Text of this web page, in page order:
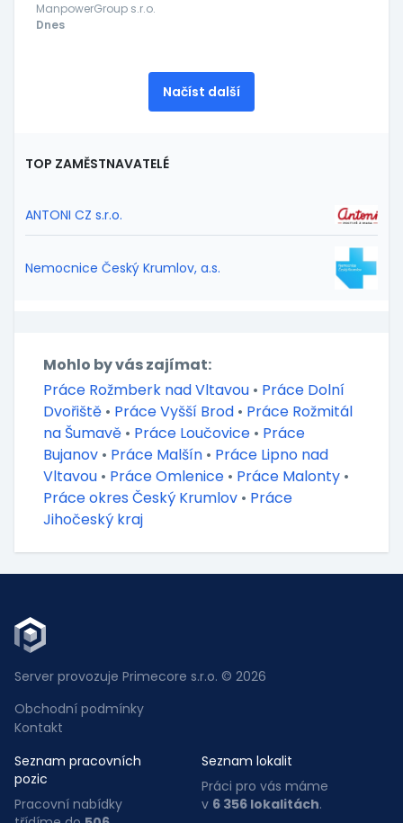
ManpowerGroup s.r.o.
Dnes
Načíst další
TOP ZAMĚSTNAVATELÉ
ANTONI CZ s.r.o.
Nemocnice Český Krumlov, a.s.
Mohlo by vás zajímat:
Práce Rožmberk nad Vltavou • Práce Dolní
Dvořiště • Práce Vyšší Brod • Práce Rožmitál
na Šumavě • Práce Loučovice • Práce
Bujanov • Práce Malšín • Práce Lipno nad
Vltavou • Práce Omlenice • Práce Malonty •
Práce okres Český Krumlov • Práce
Jihočeský kraj
Server provozuje Primecore s.r.o. © 2026
Obchodní podmínky
Kontakt
Seznam pracovních
pozic
Pracovní nabídky
Seznam lokalit
Práci pro vás máme
v 6 356 lokalitách.